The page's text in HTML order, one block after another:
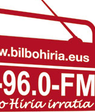
SOINUGELA: Paul
lan berriak
2026/07/03
MUSIBLA #297: Bide,
Tiga, Twisted Teens,
2026/07/02